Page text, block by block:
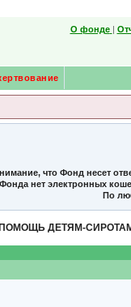
О фонде |
что Фонд несет
нет электронных
По
ПОМОЩЬ ДЕТЯМ-